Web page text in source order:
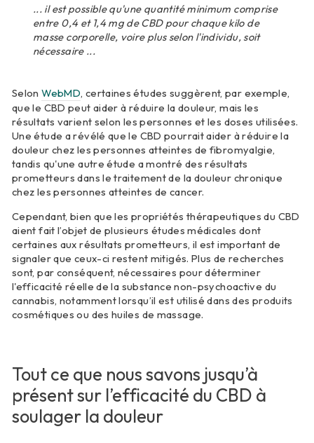
... il est possible qu'une quantité minimum comprise
entre 0,4 et 1,4 mg de CBD pour chaque kilo de
masse corporelle, voire plus selon l'individu, soit
nécessaire ...
SelonWebMD, certaines études suggèrent, par exemple,
que le CBD peut aider à réduire la douleur, mais les
résultats varient selon les personnes et les doses utilisées.
Une étude a révélé que le CBD pourrait aider à réduire la
douleur chez les personnes atteintes de fibromyalgie,
tandis qu'une autre étude a montré des résultats
prometteurs dans le traitement de la douleur chronique
chez les personnes atteintes de cancer.
Cependant, bien que les propriétés thérapeutiques du CBD
aient fait l’objet de plusieurs études médicales dont
certaines aux résultats prometteurs, il est important de
signaler que ceux-ci restent mitigés. Plus de recherches
sont, par conséquent, nécessaires pour déterminer
l'efficacité réelle de la substance non-psychoactive du
cannabis, notamment lorsqu’il est utilisé dans des produits
cosmétiques ou des huiles de massage.
Tout ce que nous savons jusqu’à
présent sur l’efficacité du CBD à
soulager la douleur